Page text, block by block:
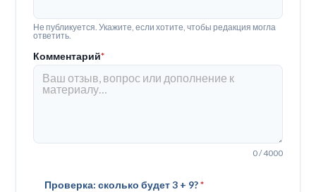
Не публикуется. Укажите, если хотите, чтобы редакция могла
ответить.
Комментарий*
0 / 4000
Проверка: сколько будет 3 + 9?*